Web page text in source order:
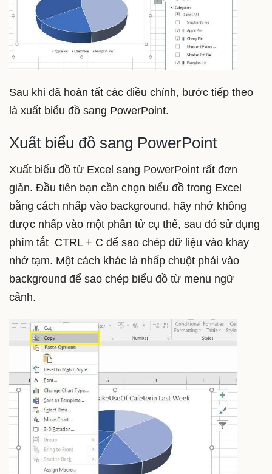
Sau khi đã hoàn tất các điều chỉnh, bước tiếp theo
là xuất biểu đồ sang PowerPoint.
Xuất biểu đồ sang PowerPoint
Xuất biểu đồ từ Excel sang PowerPoint rất đơn
giản. Đầu tiên bạn cần chọn biểu đồ trong Excel
bằng cách nhấp vào background, hãy nhớ không
được nhấp vào một phần tử cụ thể, sau đó sử dụng
phím tắt CTRL + C để sao chép dữ liệu vào khay
nhớ tạm. Một cách khác là nhấp chuột phải vào
background để sao chép biểu đồ từ menu ngữ
cảnh.